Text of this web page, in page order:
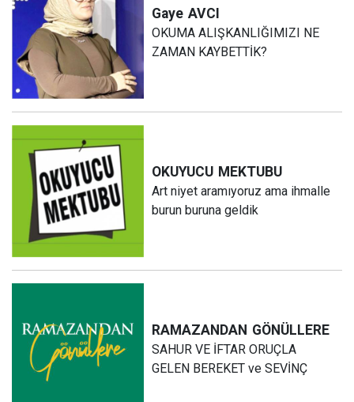
Gaye AVCI
OKUMA ALIŞKANLIĞIMIZI NE
ZAMAN KAYBETTİK?
OKUYUCU MEKTUBU
Art niyet aramıyoruz ama ihmalle
burun buruna geldik
RAMAZANDAN GÖNÜLLERE
SAHUR VE İFTAR ORUÇLA
GELEN BEREKET ve SEVİNÇ